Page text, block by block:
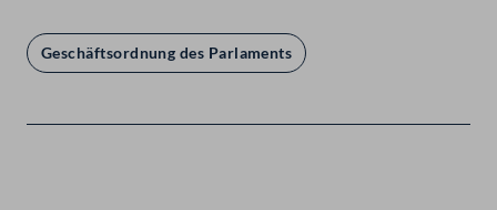
Geschäftsordnung des Parlaments